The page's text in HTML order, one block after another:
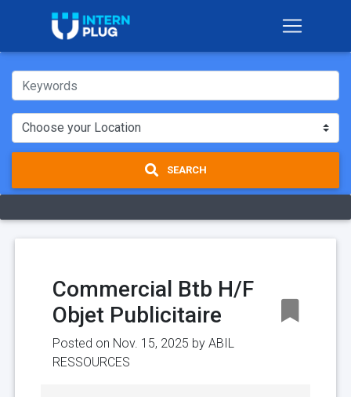
SEARCH
Commercial Btb H/F
Objet Publicitaire
Posted on Nov. 15, 2025 by ABIL
RESSOURCES